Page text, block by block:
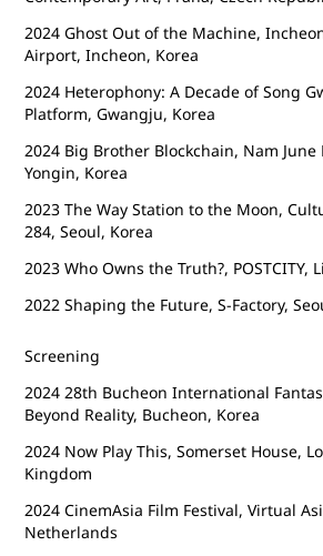
2024 Ghost Out of the Machine,
Airport, Incheon, Korea
2024 Heterophony: A Decade of Song
Platform, Gwangju, Korea
2024 Big Brother Blockchain, Nam June
Yongin, Korea
2023 The Way Station to the Moon,
284, Seoul, Korea
2023 Who Owns the Truth?, POSTCITY,
2022 Shaping the Future, S-Factory,
Screening
2024 28th Bucheon International
Beyond Reality, Bucheon, Korea
2024 Now Play This, Somerset House,
Kingdom
2024 CinemAsia Film Festival, Virtual
Netherlands